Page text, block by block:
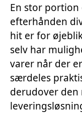
En stor
efterhånden
hit er for
selv har
varer når der
særdeles
derudover den